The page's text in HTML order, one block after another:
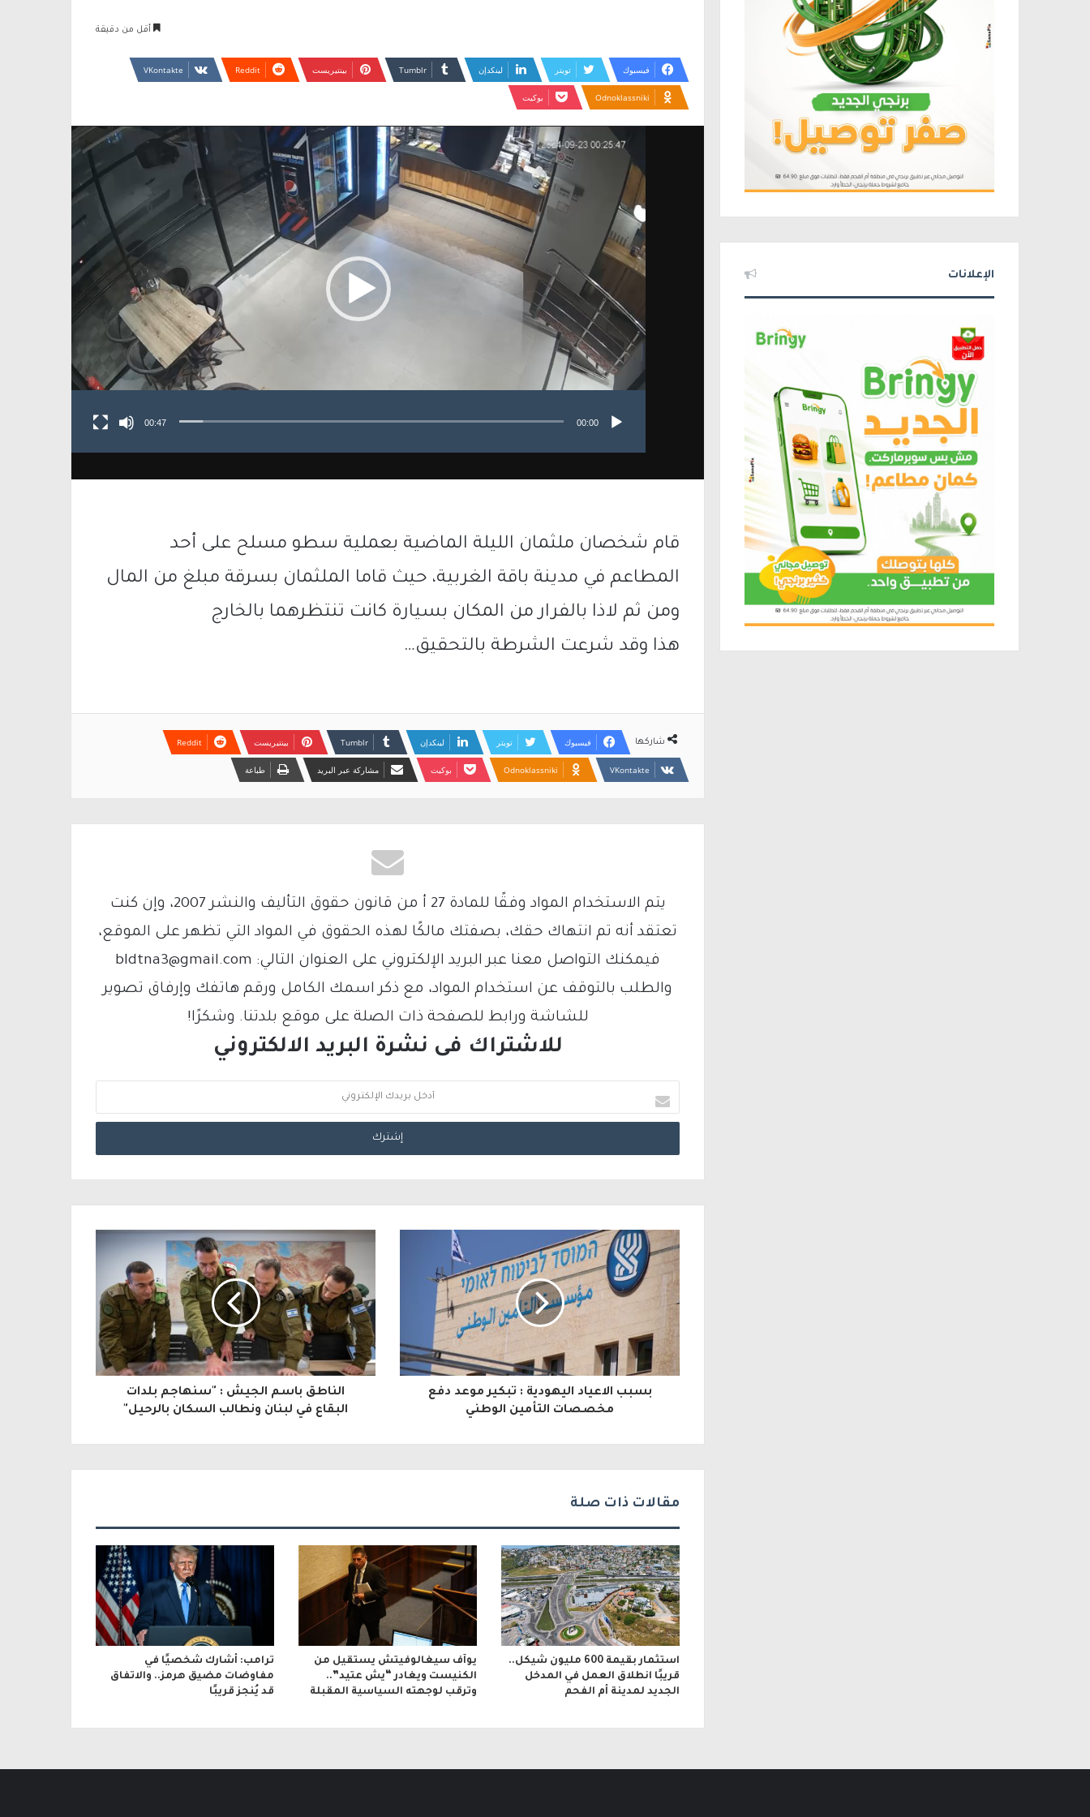
أقل من دقيقة
فيسبوك تويتر لينكدإن بينتيريست
Odnoklassniki بوكيت
مشغل
الفيديو
00:00
00:47
قام شخصان ملثمان الليلة الماضية بعملية سطو مسلح على أحد
المطاعم في مدينة باقة الغربية، حيث قاما الملثمان بسرقة مبلغ من المال
ومن ثم لاذا بالفرار من المكان بسيارة كانت تنتظرهما بالخارج
هذا وقد شرعت الشرطة بالتحقيق…
شاركها فيسبوك تويتر لينكدإن بينتيريست
Odnoklassniki بوكيت مشاركة عبر البريد طباعة
يتم الاستخدام المواد وفقًا للمادة 27 أ من قانون حقوق التأليف والنشر 2007، وإن كنت
تعتقد أنه تم انتهاك حقك، بصفتك مالكًا لهذه الحقوق في المواد التي تظهر على الموقع،
فيمكنك التواصل معنا عبر البريد الإلكتروني على العنوان التالي: bldtna3@gmail.com
والطلب بالتوقف عن استخدام المواد، مع ذكر اسمك الكامل ورقم هاتفك وإرفاق تصوير
للشاشة ورابط للصفحة ذات الصلة على موقع بلدتنا. وشكرًا!
للاشتراك فى نشرة البريد الالكتروني
د
خ
ل
ب
ر
ي
ك
ل
و
ن
ي
بسبب الاعياد اليهودية : تبكير موعد دفع
مخصصات التأمين الوطني
الناطق باسم الجيش : "سنهاجم بلدات
البقاع في لبنان ونطالب السكان بالرحيل"
مقالات ذات صلة
استثمار بقيمة 600 مليون شيكل..
قريبًا انطلاق العمل في المدخل
الجديد لمدينة أم الفحم
يوآف سيغالوفيتش يستقيل من
الكنيست ويغادر “يش عتيد”..
وترقب لوجهته السياسية المقبلة
ترامب: أشارك شخصيًا في
مفاوضات مضيق هرمز.. والاتفاق
قد يُنجز قريبًا
الإعلانات